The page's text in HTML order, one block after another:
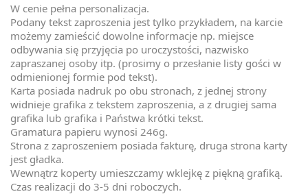
W cenie pełna personalizacja.
Podany tekst zaproszenia jest tylko przykładem, na karcie
możemy zamieścić dowolne informacje np. miejsce
odbywania się przyjęcia po uroczystości, nazwisko
zapraszanej osoby itp. (prosimy o przesłanie listy gości w
odmienionej formie pod tekst).
Karta posiada nadruk po obu stronach, z jednej strony
widnieje grafika z tekstem zaproszenia, a z drugiej sama
grafika lub grafika i Państwa krótki tekst.
Gramatura papieru wynosi 246g.
Strona z zaproszeniem posiada fakturę, druga strona karty
jest gładka.
Wewnątrz koperty umieszczamy wklejkę z piękną grafiką.
Czas realizacji do 3-5 dni roboczych.